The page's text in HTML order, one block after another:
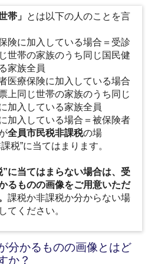
帯」 とは以下の人のことを言
険に加入している場合＝受診
世帯の家族のうち同じ国民健
家族全員
医療保険に加入している場合
上同じ世帯の家族のうち同じ
加入している家族全員
加入している場合＝被保険者
全員市民税非課税の場
税”に当てはまります。
に当てはまらない場合は、受
るものの画像をご用意いただ
課税か非課税か分からない場
てください。
分かるものの画像とはど
か？